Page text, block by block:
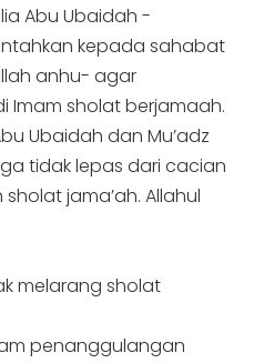
Abu Ubaidah -
kepada sahabat
anhu- agar
Imam sholat berjamaah.
Ubaidah dan Mu’adz
tidak lepas dari cacian
jama’ah. Allahul
melarang sholat
penanggulangan